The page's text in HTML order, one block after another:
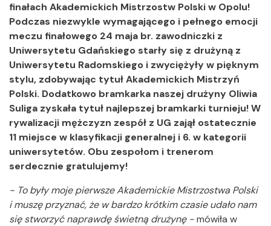
finałach Akademickich Mistrzostw Polski w Opolu!
Podczas niezwykle wymagającego i pełnego emocji
meczu finałowego 24 maja br. zawodniczki z
Uniwersytetu Gdańskiego starły się z drużyną z
Uniwersytetu Radomskiego i zwyciężyły w pięknym
stylu, zdobywając tytuł Akademickich Mistrzyń
Polski. Dodatkowo bramkarka naszej drużyny Oliwia
Suliga zyskała tytuł najlepszej bramkarki turnieju! W
rywalizacji mężczyzn zespół z UG zajął ostatecznie
11 miejsce w klasyfikacji generalnej i 6. w kategorii
uniwersytetów. Obu zespołom i trenerom
serdecznie gratulujemy!
- To były moje pierwsze Akademickie Mistrzostwa Polski
i muszę przyznać, że w bardzo krótkim czasie udało nam
się stworzyć naprawdę świetną drużynę -mówiła w